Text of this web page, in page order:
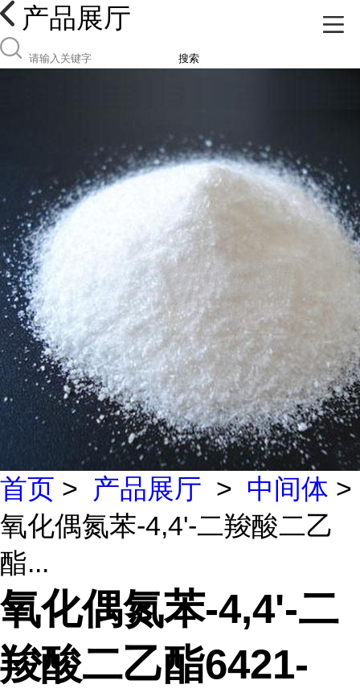
产品展厅
搜索
首页 > 产品展厅 > 中间体 >
氧化偶氮苯-4,4'-二羧酸二乙
酯...
氧化偶氮苯-4,4'-二
羧酸二乙酯6421-